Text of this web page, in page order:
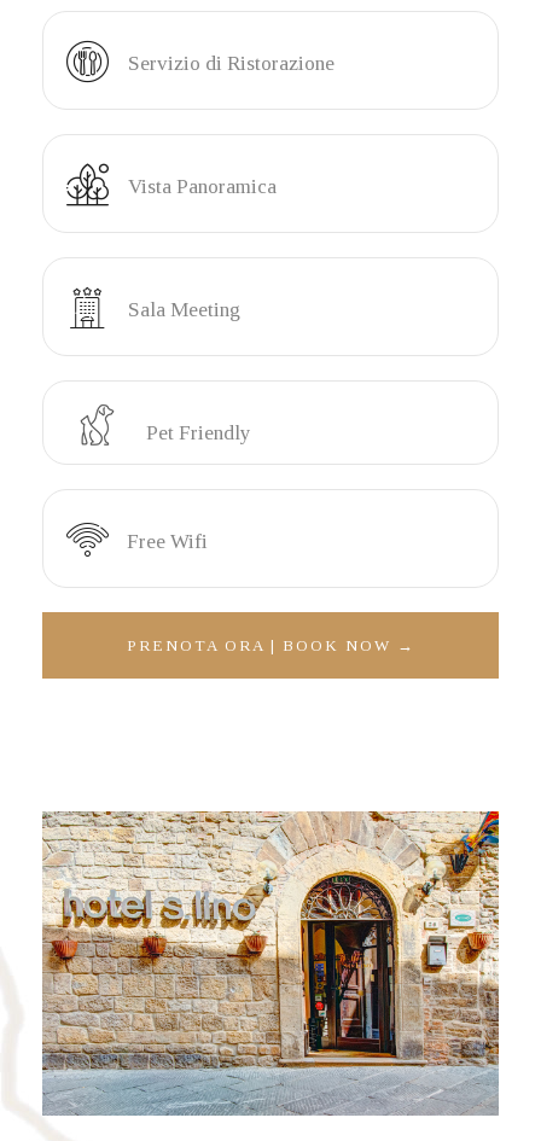
Servizio di Ristorazione
Vista Panoramica
Sala Meeting
Pet Friendly
Free Wifi
PRENOTA ORA | BOOK NOW →